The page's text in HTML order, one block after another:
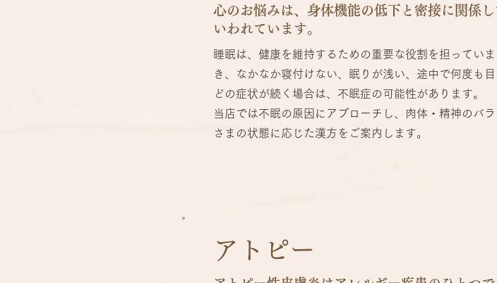
心のお悩みは、身体機能の低下と密接に関係し
いわれています。
睡眠は、健康を維持するための重要な役割を担ってい
き、なかなか寝付けない、眠りが浅い、途中で何度も
どの症状が続く場合は、不眠症の可能性があります。
当店では不眠の原因にアプローチし、肉体・精神のバ
さまの状態に応じた漢方をご案内します。
アトピー